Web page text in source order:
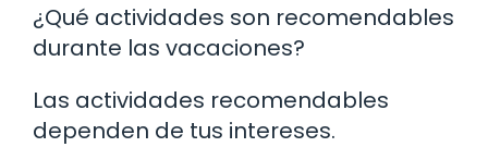
¿Qué actividades son recomendables
durante las vacaciones?
Las actividades recomendables
dependen de tus intereses.